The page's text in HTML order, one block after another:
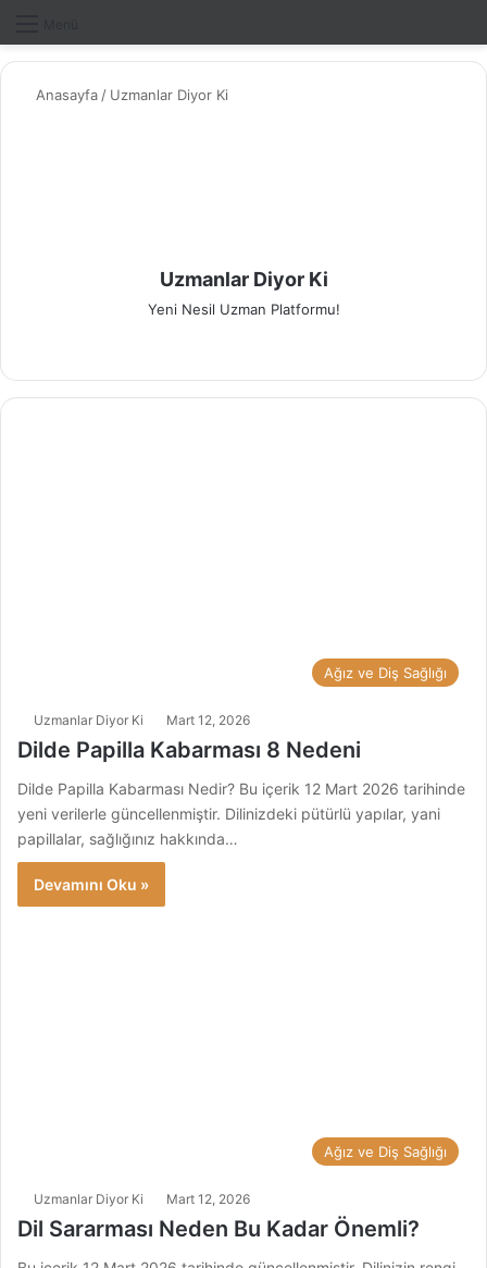
Anasayfa / Uzmanlar Diyor Ki
Uzmanlar Diyor Ki
Yeni Nesil Uzman Platformu!
sit bo
ub est ra
Ağız ve Diş Sağlığı
Uzmanlar Diyor Ki Mart 12, 2026
Dilde Papilla Kabarması 8 Nedeni
Dilde Papilla Kabarması Nedir? Bu içerik 12 Mart 2026 tarihinde
yeni verilerle güncellenmiştir. Dilinizdeki pütürlü yapılar, yani
papillalar, sağlığınız hakkında…
Devamını Oku »
Ağız ve Diş Sağlığı
Uzmanlar Diyor Ki Mart 12, 2026
Dil Sararması Neden Bu Kadar Önemli?